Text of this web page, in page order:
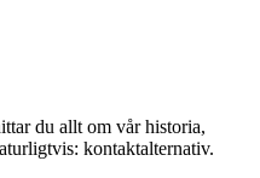
du allt om vår historia,
kontaktalternativ.